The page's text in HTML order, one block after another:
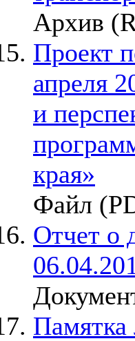
Архив
Проект
апреля
и
края»
Файл
Отчет о
Памятка